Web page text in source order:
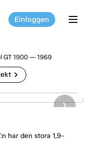
Einloggen
GT 1900 — 1969
chevron_right
har den stora 1,9-